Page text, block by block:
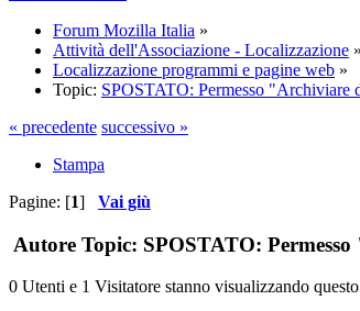
Forum Mozilla Italia »
Attività dell'Associazione - Localizzazione »
Localizzazione programmi e pagine web »
Topic: SPOSTATO: Permesso "Archiviare
« precedente successivo »
Stampa
Pagine: [1] Vai giù
Autore Topic: SPOSTATO:
0 Utenti e 1 Visitatore stanno visualizzando